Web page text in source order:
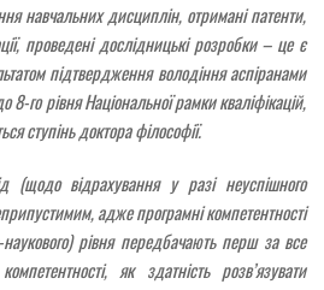
навчальних дисциплін, отримані патенти,
проведені дослідницькі розробки – це є
підтвердження володіння аспіранами
8-го рівня Національної рамки кваліфікацій,
ступінь доктора філософії.
(щодо відрахування у разі неуспішного
адже програмні компетентності
наукового) рівня передбачають перш за все
як здатність розв’язувати